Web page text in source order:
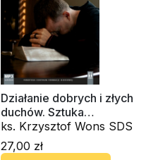
Działanie dobrych i złych
duchów. Sztuka
rozeznawania (CD-
audiobook)
ks. Krzysztof Wons SDS
27,00 zł